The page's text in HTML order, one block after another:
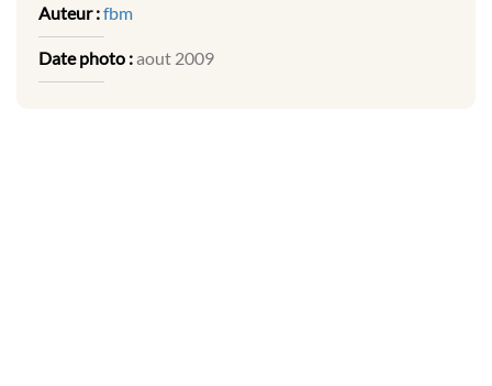
Auteur :fbm
Date photo :aout 2009